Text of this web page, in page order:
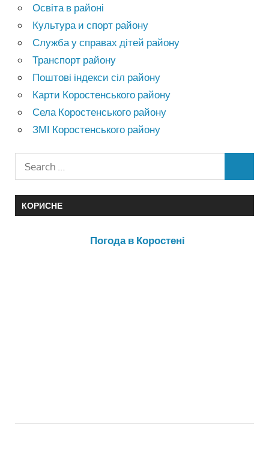
Освіта в районі
Культура и спорт району
Служба у справах дітей району
Транспорт району
Поштові індекси сіл району
Карти Коростенського району
Села Коростенського району
ЗМІ Коростенського району
КОРИСНЕ
Погода в Коростені